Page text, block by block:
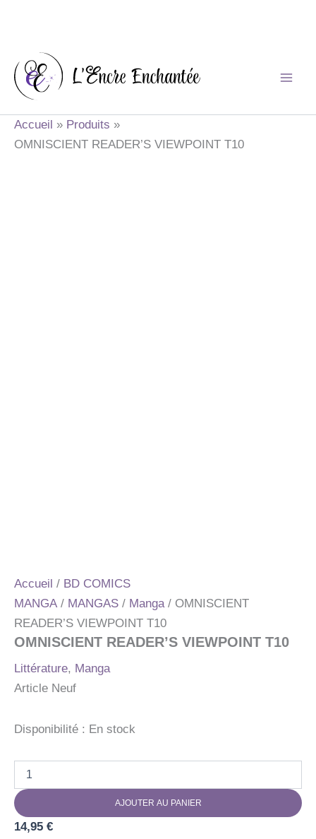
contenu
Accueil
Produits
OMNISCIENT READER’S VIEWPOINT T10
Accueil / BD COMICS
MANGA / MANGAS / Manga/ OMNISCIENT
READER’S VIEWPOINT T10
OMNISCIENT READER’S VIEWPOINT T10
Littérature, Manga
Article Neuf
Disponibilité : En stock
OMNISCIENT
READER'S
VIEWPOINT
AJOUTER AU PANIER
14,95 €